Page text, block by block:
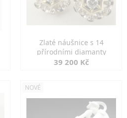
Zlaté náušnice s 14
přírodními diamanty
39 200 Kč
NOVÉ